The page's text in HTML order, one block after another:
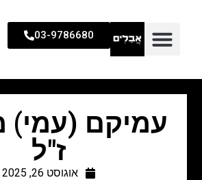
03-9786680
עמיקם (עמי)
ז"ל
אוגוסט 26, 2025